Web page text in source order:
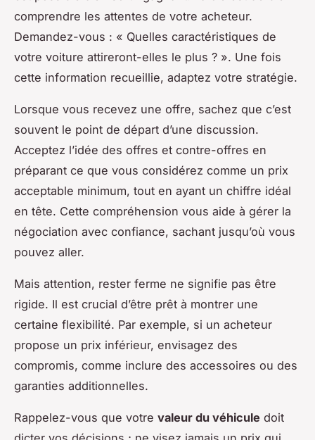
comprendre les attentes de votre acheteur.
Demandez-vous : « Quelles caractéristiques de
votre voiture attireront-elles le plus ? ». Une fois
cette information recueillie, adaptez votre stratégie.
Lorsque vous recevez une offre, sachez que c’est
souvent le point de départ d’une discussion.
Acceptez l’idée des offres et contre-offres en
préparant ce que vous considérez comme un prix
acceptable minimum, tout en ayant un chiffre idéal
en tête. Cette compréhension vous aide à gérer la
négociation avec confiance, sachant jusqu’où vous
pouvez aller.
Mais attention, rester ferme ne signifie pas être
rigide. Il est crucial d’être prêt à montrer une
certaine flexibilité. Par exemple, si un acheteur
propose un prix inférieur, envisagez des
compromis, comme inclure des accessoires ou des
garanties additionnelles.
Rappelez-vous que votre valeur du véhicule doit